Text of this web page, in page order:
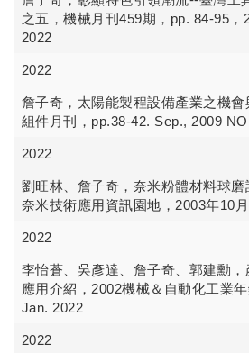
之五，機械月刊459期，pp. 84-95，
2022
2022
詹子奇，太陽能製程設備產業之機
組件月刊，pp.38-42. Sep., 2009
2022
劉旺林、詹子奇，奈米粉體材料球
奈米技術應用資訊園地，2003年10
2022
李怡蒼、吳彥達、詹子奇、郭建勳
應用介紹，2002機械＆自動化工業
Jan. 2022
2022